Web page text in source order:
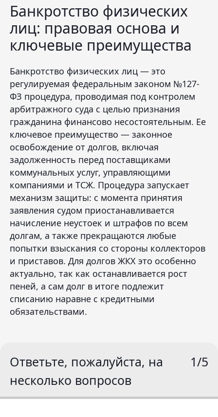
Банкротство физических
лиц: правовая основа и
ключевые преимущества
Банкротство физических лиц — это
регулируемая федеральным законом №127-
ФЗ процедура, проводимая под контролем
арбитражного суда с целью признания
гражданина финансово несостоятельным. Ее
ключевое преимущество — законное
освобождение от долгов, включая
задолженность перед поставщиками
коммунальных услуг, управляющими
компаниями и ТСЖ. Процедура запускает
механизм защиты: с момента принятия
заявления судом приостанавливается
начисление неустоек и штрафов по всем
долгам, а также прекращаются любые
попытки взыскания со стороны коллекторов
и приставов. Для долгов ЖКХ это особенно
актуально, так как останавливается рост
пеней, а сам долг в итоге подлежит
списанию наравне с кредитными
обязательствами.
Ответьте, пожалуйста, на
несколько вопросов
1/5